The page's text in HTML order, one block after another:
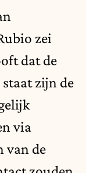
zei
dat de
zijn de
via
van de